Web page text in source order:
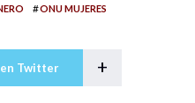
#ONU MUJERES
Twitter +